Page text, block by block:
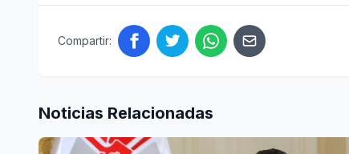
Compartir:
Noticias Relacionadas